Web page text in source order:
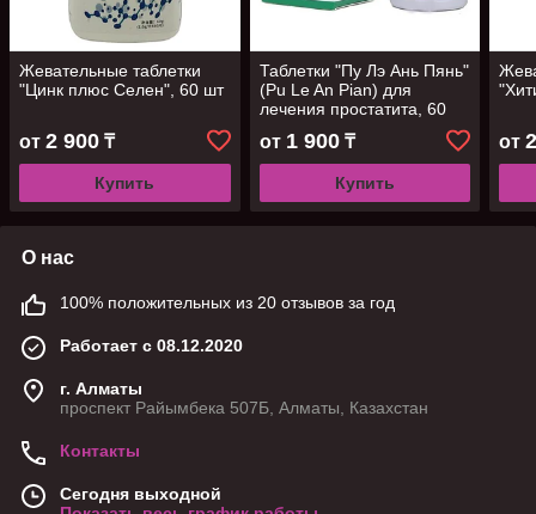
Жевательные таблетки
"Цинк плюс Селен", 60 шт
от 2 900 ₸
Купить
Таблетки "Пу Лэ Ань Пянь"
(Pu Le An Pian) для
лечения простатита, 60
от 1 900₸
Купить
от
О нас
100% положительных из 20 отзывов за год
Работает с 08.12.2020
г. Алматы
проспект Райымбека 507Б, Алматы, Казахстан
Контакты
Сегодня выходной